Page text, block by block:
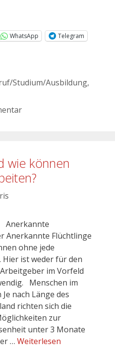
WhatsApp
Telegram
Studium/Ausbildung,
wie können
Anerkannte
Anerkannte Flüchtlinge
ohne jede
ist weder für den
im Vorfeld
Menschen im
nach Länge des
richten sich die
zur
unter 3 Monate
… Weiterlesen